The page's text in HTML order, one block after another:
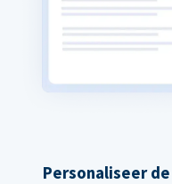
Personaliseer